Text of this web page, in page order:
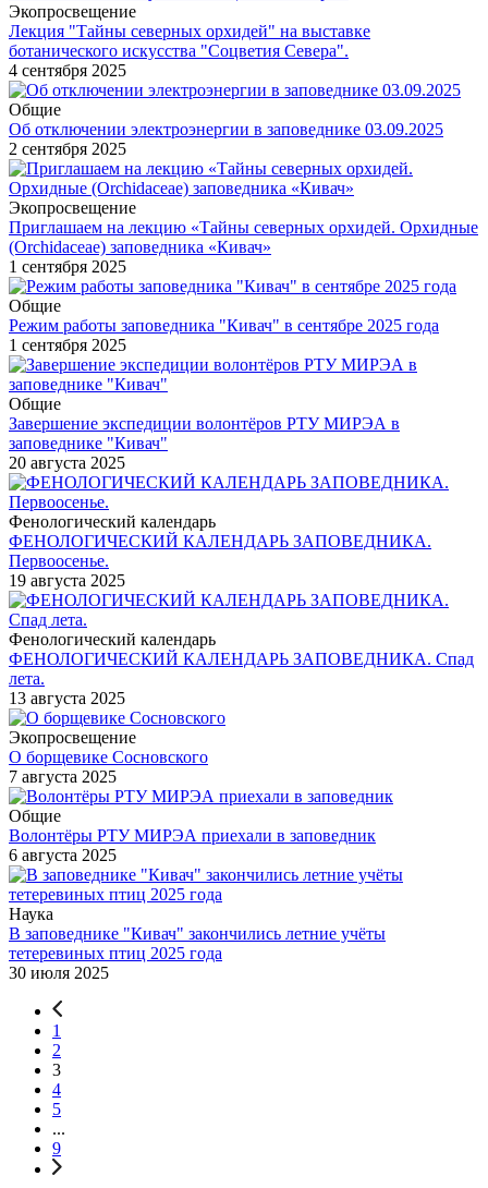
Экопросвещение
Лекция "Тайны северных орхидей" на выставке
ботанического искусства "Соцветия Севера".
4 сентября 2025
Общие
Об отключении электроэнергии в заповеднике 03.09.2025
2 сентября 2025
Экопросвещение
Приглашаем на лекцию «Тайны северных орхидей. Орхидные
(Orchidaceae) заповедника «Кивач»
1 сентября 2025
Общие
Режим работы заповедника "Кивач" в сентябре 2025 года
1 сентября 2025
Общие
Завершение экспедиции волонтёров РТУ МИРЭА в
заповеднике "Кивач"
20 августа 2025
Фенологический календарь
ФЕНОЛОГИЧЕСКИЙ КАЛЕНДАРЬ ЗАПОВЕДНИКА.
Первоосенье.
19 августа 2025
Фенологический календарь
ФЕНОЛОГИЧЕСКИЙ КАЛЕНДАРЬ ЗАПОВЕДНИКА. Спад
лета.
13 августа 2025
Экопросвещение
О борщевике Сосновского
7 августа 2025
Общие
Волонтёры РТУ МИРЭА приехали в заповедник
6 августа 2025
Наука
В заповеднике "Кивач" закончились летние учёты
тетеревиных птиц 2025 года
30 июля 2025
1
2
3
4
5
...
9